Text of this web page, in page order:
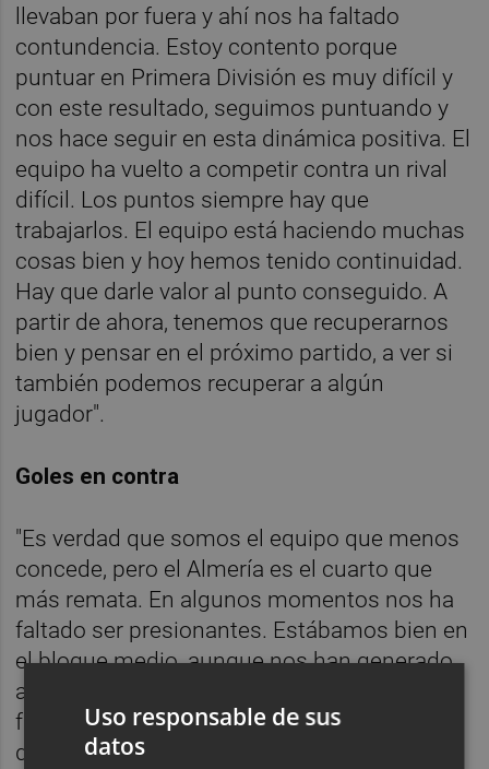
llevaban por fuera y ahí nos ha faltado
contundencia. Estoy contento porque
puntuar en Primera División es muy difícil y
con este resultado, seguimos puntuando y
nos hace seguir en esta dinámica positiva. El
equipo ha vuelto a competir contra un rival
difícil. Los puntos siempre hay que
trabajarlos. El equipo está haciendo muchas
cosas bien y hoy hemos tenido continuidad.
Hay que darle valor al punto conseguido. A
partir de ahora, tenemos que recuperarnos
bien y pensar en el próximo partido, a ver si
también podemos recuperar a algún
jugador".
Goles en contra
"Es verdad que somos el equipo que menos
concede, pero el Almería es el cuarto que
más remata. En algunos momentos nos ha
faltado ser presionantes. Estábamos bien en
el bloque medio, aunque nos han generado
alguna ocasión en la primera parte. Nos ha
faltado un poco más de contundencia al
defender en la marca individual. Ellos han
Uso responsable de sus
datos